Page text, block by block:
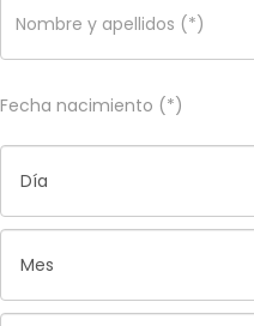
Fecha nacimiento (*)